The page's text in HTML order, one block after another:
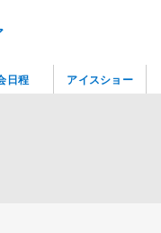
日程 アイスショー